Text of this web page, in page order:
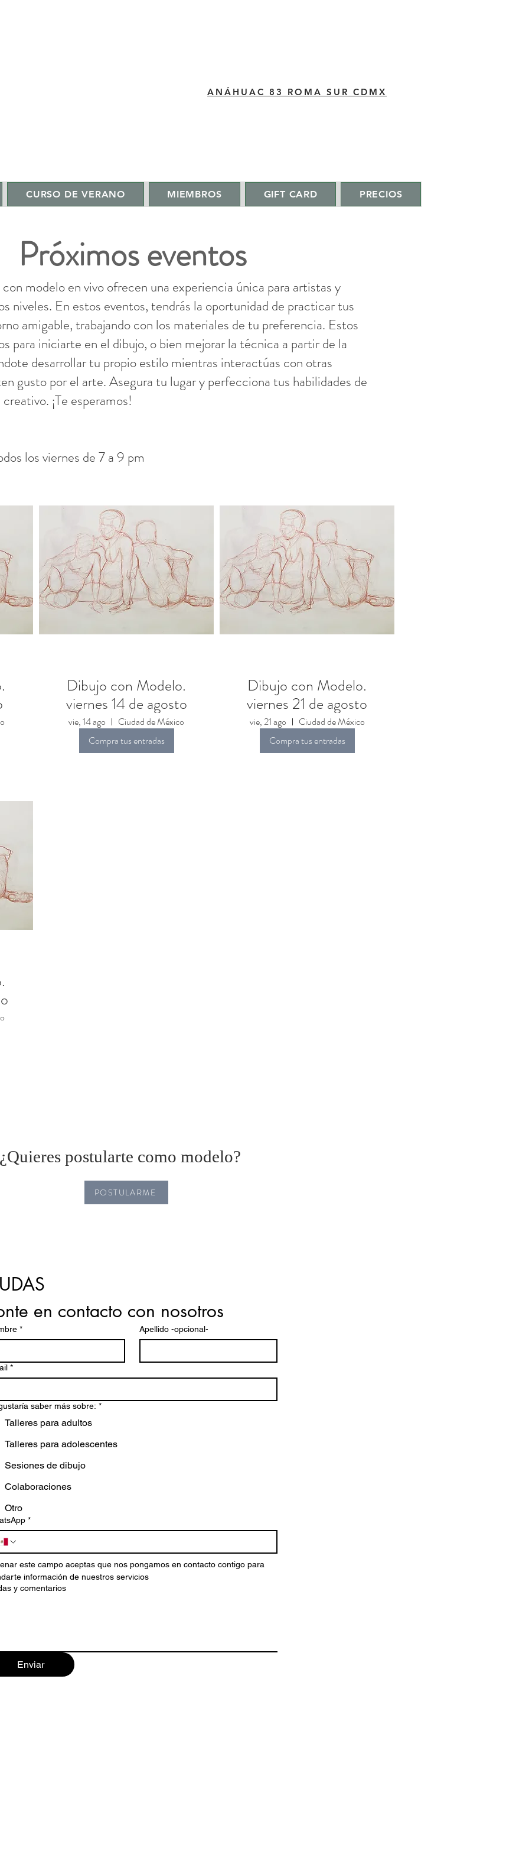
​ANÁHUAC 83 ROMA SUR CDMX
CURSO DE VERANO MIEMBROS GIFT CARD PRECIOS
Próximos eventos
modelo en vivo ofrecen una experiencia única para artistas y
niveles. En estos eventos, tendrás la oportunidad de practicar tus
amigable, trabajando con los materiales de tu preferencia. Estos
para iniciarte en el dibujo, o bien mejorar la técnica a partir de la
desarrollar tu propio estilo mientras interactúas con otras
gusto por el arte. Asegura tu lugar y perfecciona tus habilidades de
¡Te esperamos!
los viernes de 7 a 9 pm
Dibujo con Modelo.
viernes 14 de agosto
vie, 14 ago
Ciudad de México
Compra tus entradas
Dibujo con Modelo.
viernes 21 de agosto
vie, 21 ago
Ciudad de México
Compra tus entradas
¿Quieres postularte como modelo?
POSTULARME
en contacto con nosotros
* Apellido -opcional-
*
saber más sobre: *
Talleres para adultos
Talleres para adolescentes
Sesiones de dibujo
Colaboraciones
Otro
*
este campo aceptas que nos pongamos en contacto contigo para
información de nuestros servicios
y comentarios
Enviar